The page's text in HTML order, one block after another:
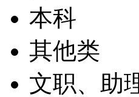
本科
其他类
文职、助